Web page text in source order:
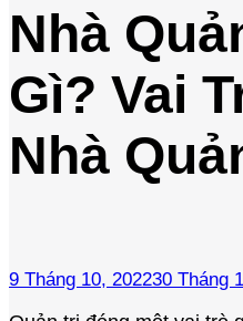
Tức
Nhà
Quản
Trị
Vai
Trò
Trị
Nhà
Gì? Vai
Nhà
9 Tháng 10, 202230 Tháng